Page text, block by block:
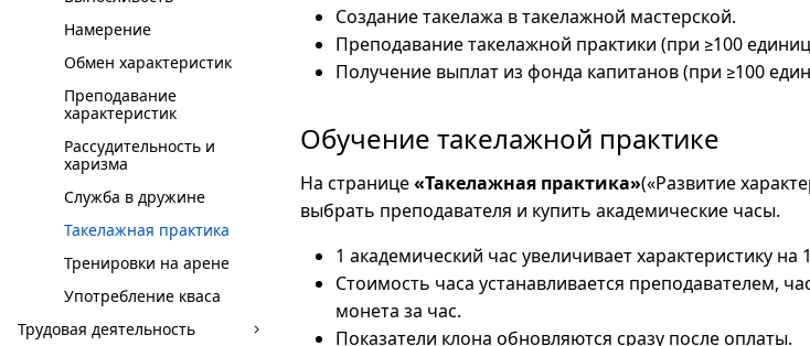
Намерение
Обмен характеристик
Преподавание
характеристик
Рассудительность и
харизма
Служба в дружине
Такелажная практика
Тренировки на арене
Употребление кваса
Трудовая деятельность
Создание такелажа в такелажной мастерской.
Преподавание такелажной практики (при ≥100
Получение выплат из фонда капитанов (при ≥100
Обучение такелажной практике
На странице«Такелажная практика»(«Развитие
выбрать преподавателя и купить академические часы.
1 академический час увеличивает характеристику на
Стоимость часа устанавливается преподавателем,
монета за час.
Показатели клона обновляются сразу после оплаты.